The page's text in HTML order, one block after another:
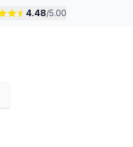
4.48/5.00